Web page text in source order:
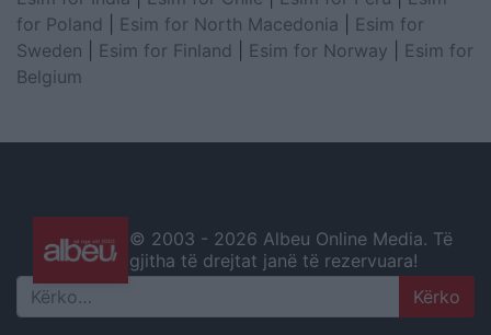
for Poland
Esim for North Macedonia
Esim for
Sweden
Esim for Finland Esim for Norway
Esim for
Belgium
© 2003 - 2026 Albeu Online Media. Të
gjitha të drejtat janë të rezervuara!
Search